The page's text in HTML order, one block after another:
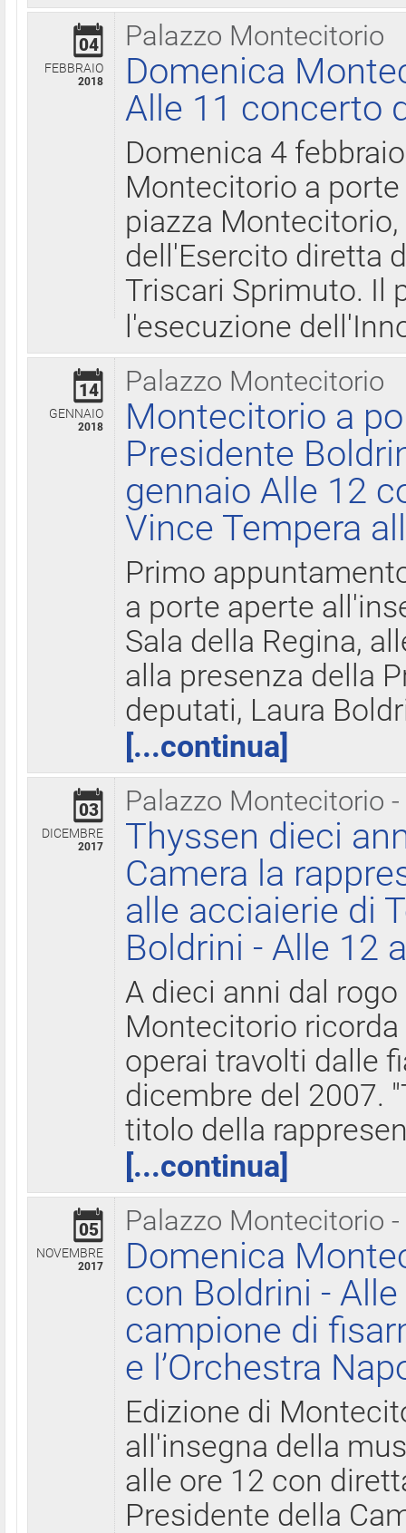
Palazzo Montecitorio
04
FEBBRAIO
2018
Domenica
Alle 11 concerto
Domenica 4
Montecitorio a
piazza
dell'Esercito diretta
Triscari Sprimuto. Il
l'esecuzione
Palazzo Montecitorio
14
GENNAIO
2018
Montecitorio a
Presidente
gennaio Alle 12
Vince Tempera
Primo
a porte aperte
Sala della Regina,
alla presenza della
deputati, Laura
[...continua]
Palazzo Montecitorio
03
DICEMBRE
2017
Thyssen dieci
Camera la
alle acciaierie di
Boldrini - Alle 12
A dieci anni dal
Montecitorio
operai travolti dalle
dicembre del 2007.
titolo della
[...continua]
Palazzo Montecitorio
05
NOVEMBRE
2017
Domenica
con Boldrini -
campione di
e l’Orchestra
Edizione di
all'insegna della
alle ore 12 con
Presidente della